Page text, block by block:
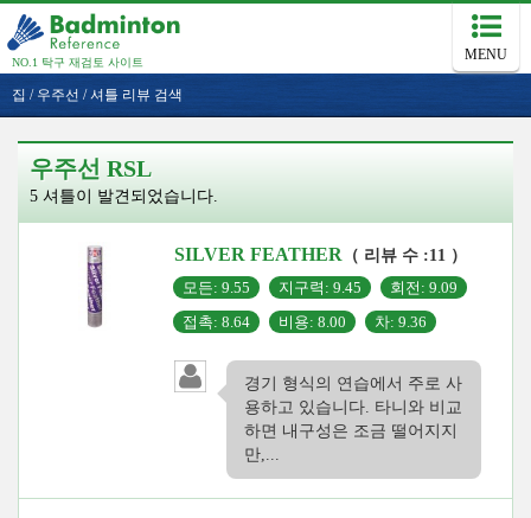
NO.1 탁구 재검토 사이트 MENU
집 / 우주선 /셔틀 리뷰 검색
우주선 RSL
5 셔틀이 발견되었습니다.
SILVER FEATHER （ 리뷰 수 :11 ）
모든: 9.55
지구력: 9.45
회전: 9.09
접촉: 8.64
비용: 8.00 차: 9.36
경기 형식의 연습에서 주로 사
용하고 있습니다. 타니와 비교
하면 내구성은 조금 떨어지지
만,...